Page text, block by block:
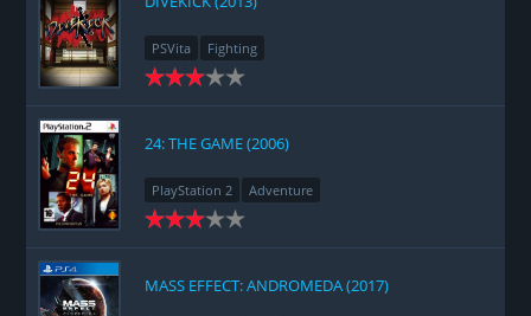
PSVita Fighting
24: THE GAME (2006)
PlayStation 2 Adventure
MASS EFFECT: ANDROMEDA (2017)